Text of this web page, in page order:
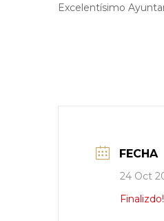
Excelentísimo
FECHA
24 Oct
Finalizdo!